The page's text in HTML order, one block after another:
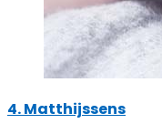
4. Matthijssens